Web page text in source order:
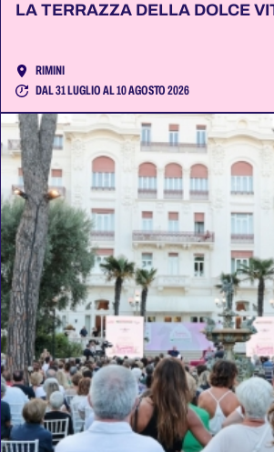
LA TERRAZZA DELLA DOLCE
RIMINI
DAL 31 LUGLIO AL 10 AGOSTO 2026